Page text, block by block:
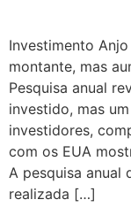
Investimento
montante, mas
Pesquisa anual
investido, mas
investidores,
com os EUA
A pesquisa anual
realizada […]